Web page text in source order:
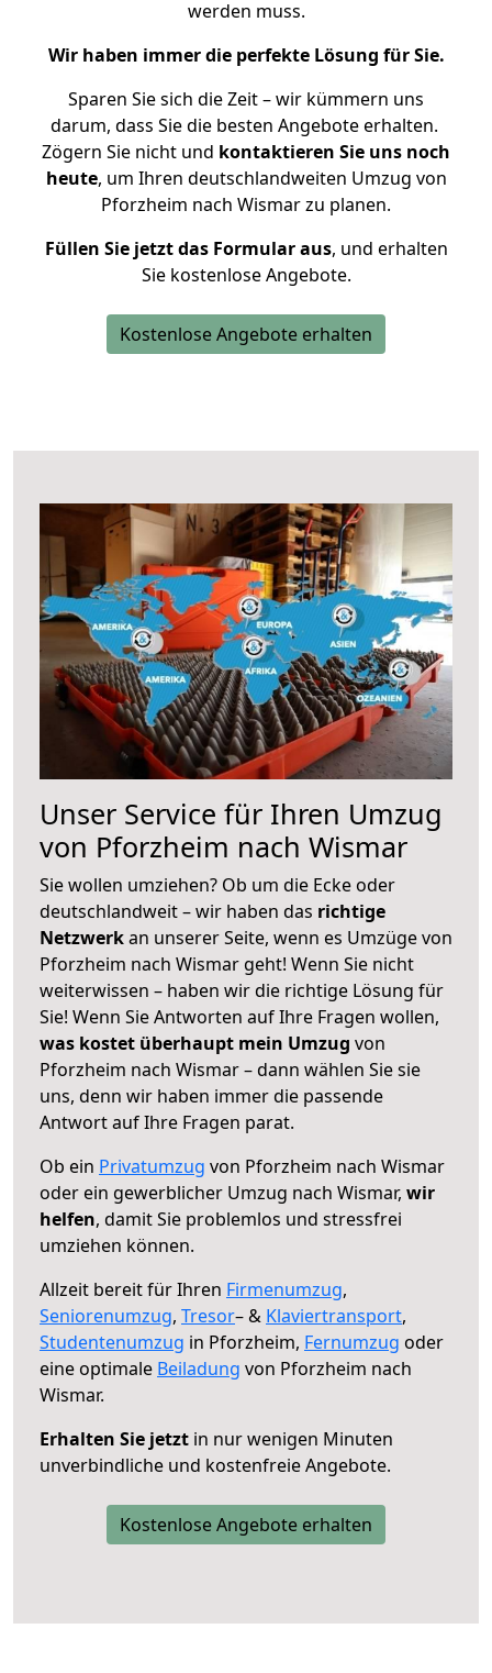
werden muss.
Wir haben immer die perfekte Lösung für Sie.
Sparen Sie sich die Zeit – wir kümmern uns
darum, dass Sie die besten Angebote erhalten.
Zögern Sie nicht und kontaktieren Sie uns noch
heute, um Ihren deutschlandweiten Umzug von
Pforzheim nach Wismar zu planen.
Füllen Sie jetzt das Formular aus, und erhalten
Sie kostenlose Angebote.
Kostenlose Angebote erhalten
Unser Service für Ihren Umzug
von Pforzheim nach Wismar
Sie wollen umziehen? Ob um die Ecke oder
deutschlandweit – wir haben das richtige
Netzwerkan unserer Seite, wenn es Umzüge von
Pforzheim nach Wismar geht! Wenn Sie nicht
weiterwissen – haben wir die richtige Lösung für
Sie! Wenn Sie Antworten auf Ihre Fragen wollen,
was kostet überhaupt mein Umzug von
Pforzheim nach Wismar – dann wählen Sie sie
uns, denn wir haben immer die passende
Antwort auf Ihre Fragen parat.
Ob ein Privatumzug von Pforzheim nach Wismar
oder ein gewerblicher Umzug nach Wismar, wir
helfen, damit Sie problemlos und stressfrei
umziehen können.
Allzeit bereit für Ihren Firmenumzug,
Seniorenumzug, Tresor– & Klaviertransport,
Studentenumzug in Pforzheim, Fernumzug oder
eine optimale Beiladung von Pforzheim nach
Wismar.
Erhalten Sie jetzt in nur wenigen Minuten
unverbindliche und kostenfreie Angebote.
Kostenlose Angebote erhalten